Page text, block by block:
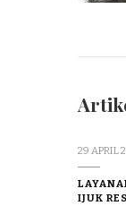
29 APRIL
IJUK